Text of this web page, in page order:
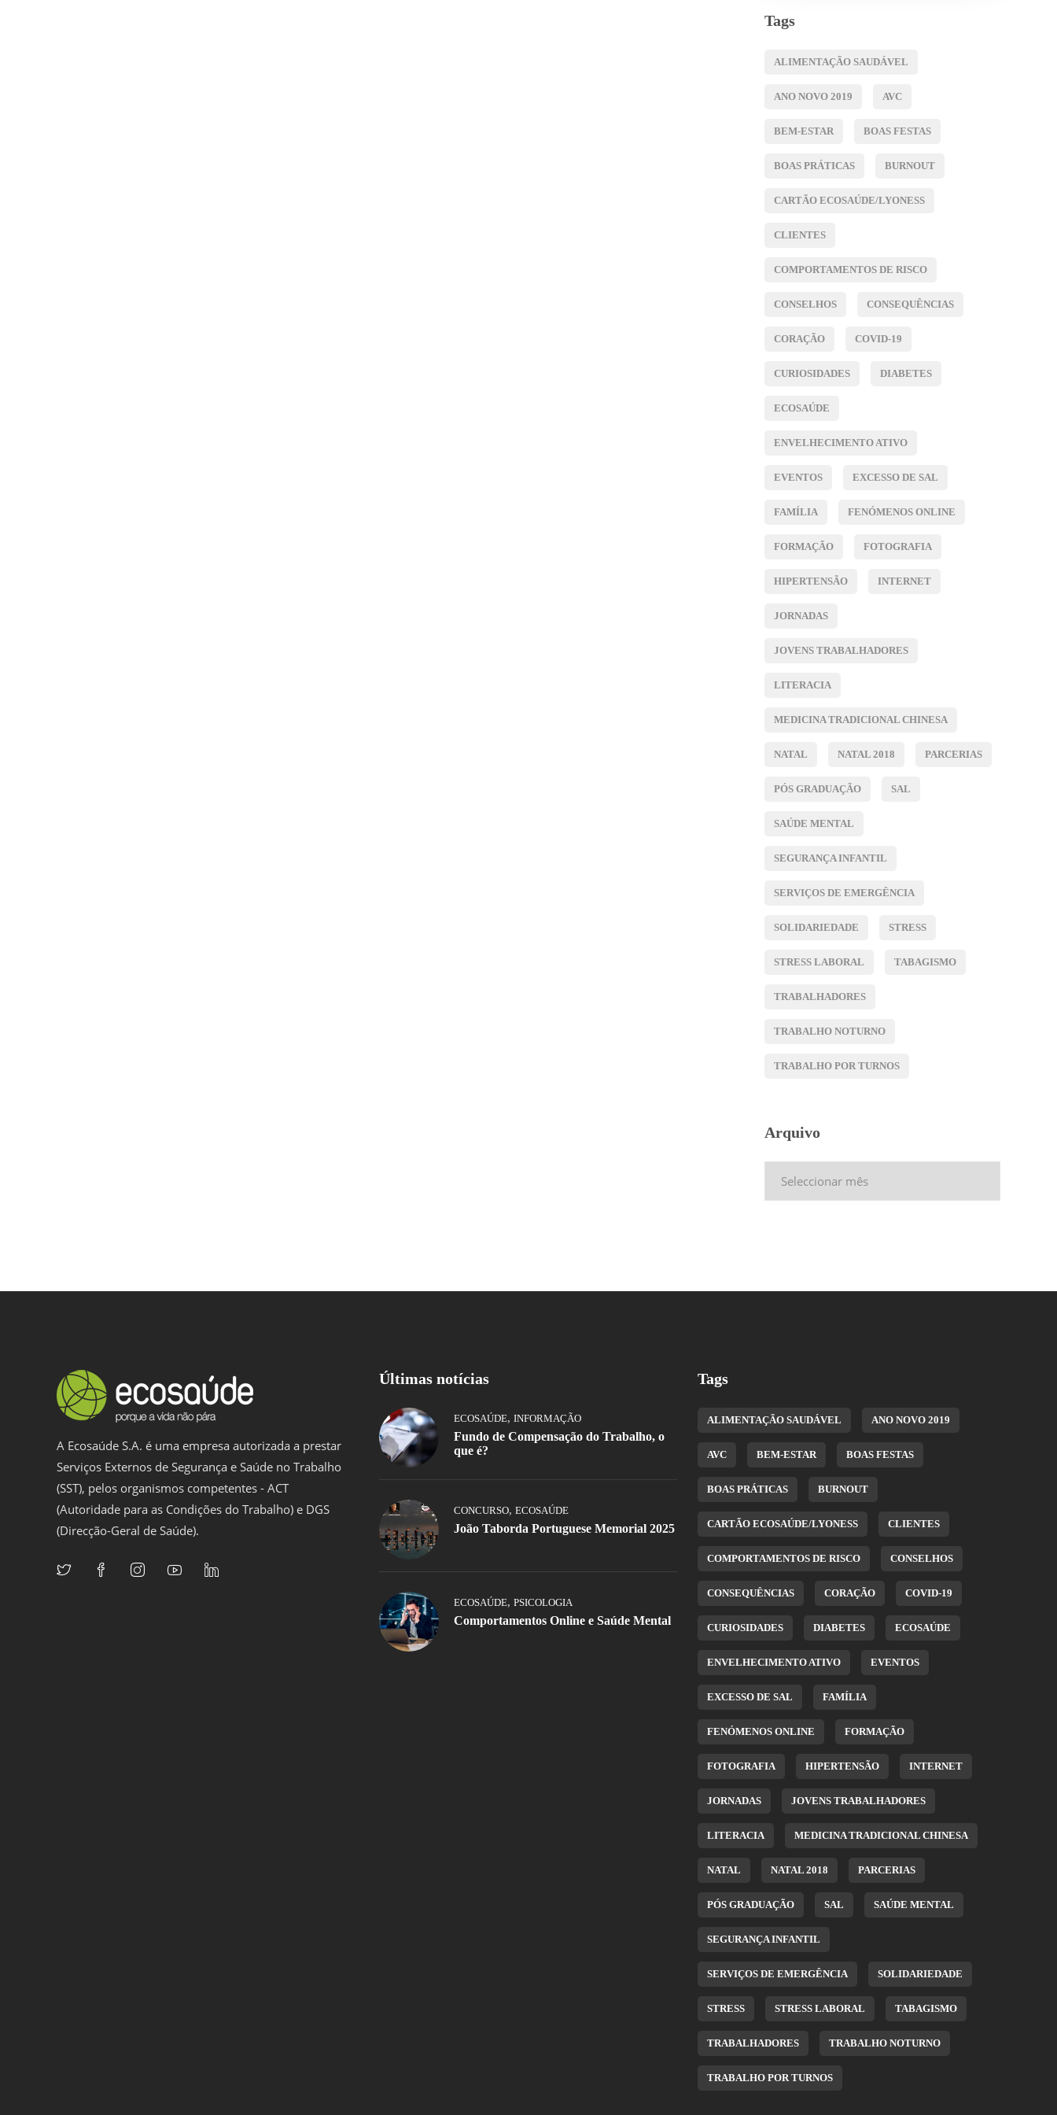
Tags
ALIMENTAÇÃO SAUDÁVEL
ANO NOVO 2019 AVC
BEM-ESTAR BOAS FESTAS
BOAS PRÁTICAS BURNOUT
CARTÃO ECOSAÚDE/LYONESS
CLIENTES
COMPORTAMENTOS DE RISCO
CONSELHOS CONSEQUÊNCIAS
CORAÇÃO COVID-19
CURIOSIDADES DIABETES
ECOSAÚDE
ENVELHECIMENTO ATIVO
EVENTOS EXCESSO DE SAL
FAMÍLIA FENÓMENOS ONLINE
FORMAÇÃO FOTOGRAFIA
HIPERTENSÃO INTERNET
JORNADAS
JOVENS TRABALHADORES
LITERACIA
MEDICINA TRADICIONAL CHINESA
NATAL NATAL 2018 PARCERIAS
PÓS GRADUAÇÃO SAL
SAÚDE MENTAL
SEGURANÇA INFANTIL
SERVIÇOS DE EMERGÊNCIA
SOLIDARIEDADE STRESS
STRESS LABORAL TABAGISMO
TRABALHADORES
TRABALHO NOTURNO
TRABALHO POR TURNOS
Arquivo
A Ecosaúde S.A. é uma empresa autorizada a prestar
Serviços Externos de Segurança e Saúde no Trabalho
(SST), pelos organismos competentes - ACT
(Autoridade para as Condições do Trabalho) e DGS
(Direcção-Geral de Saúde).
Últimas notícias
ECOSAÚDE, INFORMAÇÃO
Fundo de Compensação do Trabalho, o
que é?
CONCURSO, ECOSAÚDE
João Taborda Portuguese Memorial 2025
ECOSAÚDE, PSICOLOGIA
Comportamentos Online e Saúde Mental
Tags
ALIMENTAÇÃO SAUDÁVEL ANO NOVO 2019
AVC BEM-ESTAR BOAS FESTAS
BOAS PRÁTICAS BURNOUT
CARTÃO ECOSAÚDE/LYONESS CLIENTES
COMPORTAMENTOS DE RISCO CONSELHOS
CONSEQUÊNCIAS CORAÇÃO COVID-19
CURIOSIDADES DIABETES ECOSAÚDE
ENVELHECIMENTO ATIVO EVENTOS
EXCESSO DE SAL FAMÍLIA
FENÓMENOS ONLINE FORMAÇÃO
FOTOGRAFIA HIPERTENSÃO INTERNET
JORNADAS JOVENS TRABALHADORES
LITERACIA MEDICINA TRADICIONAL CHINESA
NATAL NATAL 2018 PARCERIAS
PÓS GRADUAÇÃO SAL SAÚDE MENTAL
SEGURANÇA INFANTIL
SERVIÇOS DE EMERGÊNCIA SOLIDARIEDADE
STRESS STRESS LABORAL TABAGISMO
TRABALHADORES TRABALHO NOTURNO
TRABALHO POR TURNOS